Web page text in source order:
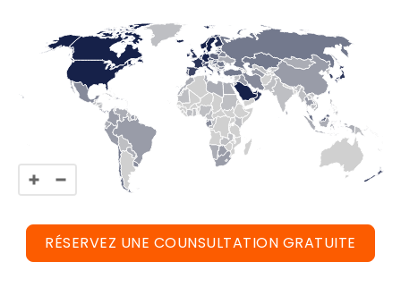
RÉSERVEZ UNE COUNSULTATION GRATUITE